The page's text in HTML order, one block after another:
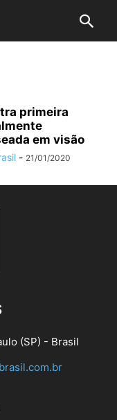
primeira
em visão
- 21/01/2020
(SP) - Brasil